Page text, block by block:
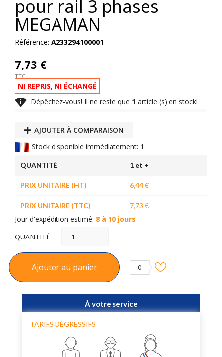
pour rail 3 phases
MEGAMAN
Référence: A233294100001
7,73 €
TTC
NI REPRIS, NI ÉCHANGÉ
 Dépêchez-vous! Il ne reste que 1 article (s) en stock!
AJOUTER À COMPARAISON
Stock disponible immédiatement: 1
QUANTITÉ 1 et +
PRIX UNITAIRE (HT) 6,44 €
PRIX UNITAIRE (TTC) 7,73 €
Jour d'expédition estimé: 8 à 10 jours
QUANTITÉ
Ajouter au panier 0
À votre service
TARIFS DÉGRESSIFS